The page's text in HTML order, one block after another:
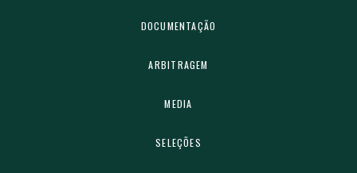
DOCUMENTAÇÃO
ARBITRAGEM
MEDIA
SELEÇÕES